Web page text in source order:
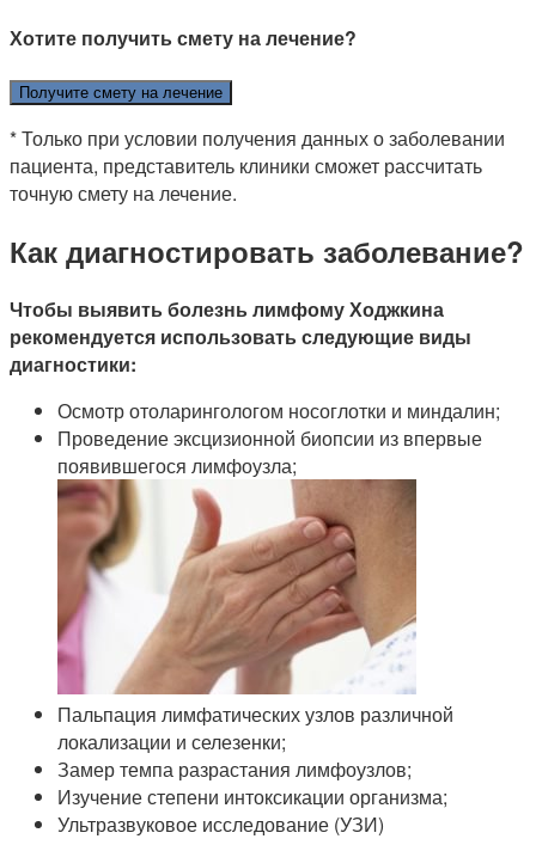
Хотите получить смету на лечение?
Получите смету на лечение
* Только при условии получения данных о заболевании
пациента, представитель клиники сможет рассчитать
точную смету на лечение.
Как диагностировать заболевание?
Чтобы выявить болезнь лимфому Ходжкина
рекомендуется использовать следующие виды
диагностики:
Осмотр отоларингологом носоглотки и миндалин;
Проведение эксцизионной биопсии из впервые
появившегося лимфоузла;
Пальпация лимфатических узлов различной
локализации и селезенки;
Замер темпа разрастания лимфоузлов;
Изучение степени интоксикации организма;
Ультразвуковое исследование (УЗИ)